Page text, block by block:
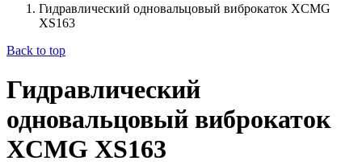
Гидравлический одновальцовый виброкаток XCMG
XS163
Back to top
Гидравлический
одновальцовый виброкаток
XCMG XS163